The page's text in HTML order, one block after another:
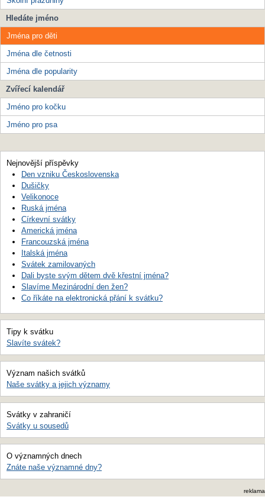
Hledáte jméno
Jména pro děti
Jména dle četnosti
Jména dle popularity
Zvířecí kalendář
Jméno pro kočku
Jméno pro psa
Nejnovější příspěvky
Den vzniku Československa
Dušičky
Velikonoce
Ruská jména
Církevní svátky
Americká jména
Francouzská jména
Italská jména
Svátek zamilovaných
Dali byste svým dětem dvě křestní jména?
Slavíme Mezinárodní den žen?
Co říkáte na elektronická přání k svátku?
Tipy k svátku
Slavíte svátek?
Význam našich svátků
Naše svátky a jejich významy
Svátky v zahraničí
Svátky u sousedů
O významných dnech
Znáte naše významné dny?
reklama